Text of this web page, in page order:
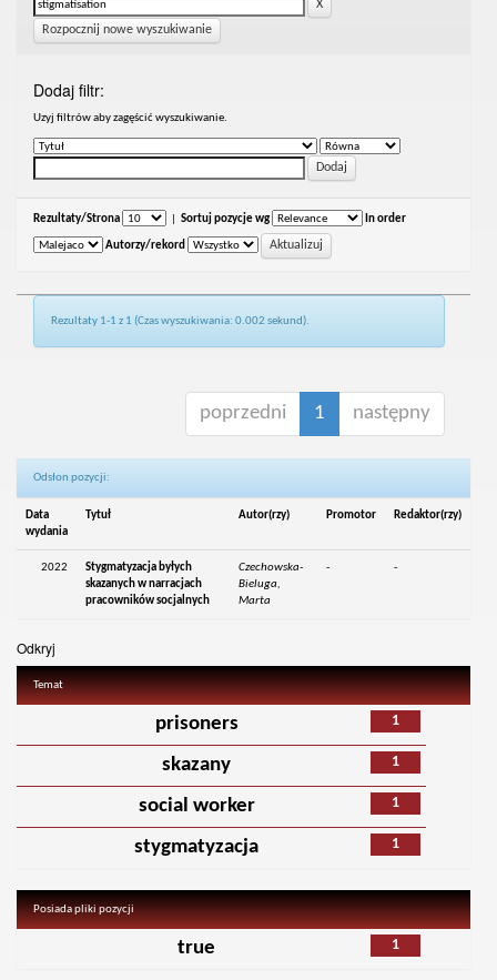
Rozpocznij nowe wyszukiwanie
Dodaj filtr:
Uzyj filtrów aby zagęścić wyszukiwanie.
Rezultaty/Strona Sortuj pozycje wg In order
Autorzy/rekord
Rezultaty 1-1 z 1 (Czas wyszukiwania: 0.002 sekund).
poprzedni 1 następny
Odsłon pozycji:
Data
wydania
Tytuł Autor(rzy) Promotor Redaktor(rzy)
2022
Stygmatyzacja byłych
skazanych w narracjach
pracowników socjalnych
Czechowska-
Bieluga,
Marta
- -
Odkryj
Temat
1
prisoners
1
skazany
1
social worker
1
stygmatyzacja
Posiada pliki pozycji
1
true